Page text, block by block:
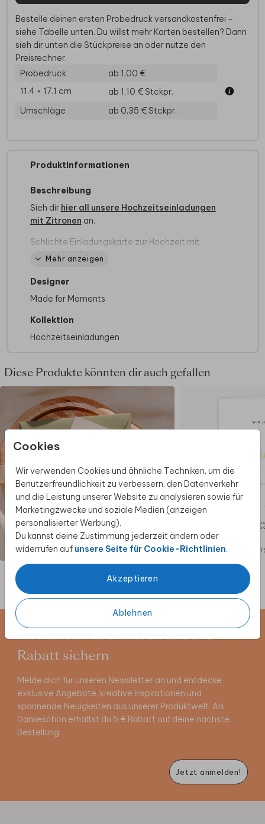
Cookies
Wir verwenden Cookies und ähnliche Techniken, um die
Benutzerfreundlichkeit zu verbessern, den Datenverkehr
und die Leistung unserer Website zu analysieren sowie für
Marketingzwecke und soziale Medien (anzeigen
personalisierter Werbung).
Du kannst deine Zustimmung jederzeit ändern oder
widerrufen auf unsere Seite für Cookie-Richtlinien.
Akzeptieren
Ablehnen
Bestelle deinen ersten Probedruck versandkostenfrei –
siehe Tabelle unten. Du willst mehr Karten bestellen? Dann
sieh dir unten die Stückpreise an oder nutze den
Preisrechner.
Probedruck
ab 1,00 €
11.4 × 17.1 cm
ab 1,10 €Stckpr.
Umschläge
ab 0,35 €Stckpr.
Produktinformationen
Beschreibung
Sieh dir hier all unsere Hochzeitseinladungen
mit Zitronen an.
Schlichte Einladungskarte zur Hochzeit mit
optionalem Transparentpapierumschlag. Dieses
eleganten und stilvollen Einladung suchen.
<
Mehr anzeigen
Designer
Made for Moments
Kollektion
Hochzeitseinladungen
Diese Produkte könnten dir auch gefallen
HOCHZEITSEINLADUNG
Newsletter abonnieren und 5 €
Rabatt sichern
Melde dich für unseren Newsletter an und entdecke
exklusive Angebote, kreative Inspirationen und
spannende Neuigkeiten aus unserer Produktwelt. Als
Dankeschön erhältst du 5 € Rabatt auf deine nächste
Bestellung.
Jetzt anmelden!